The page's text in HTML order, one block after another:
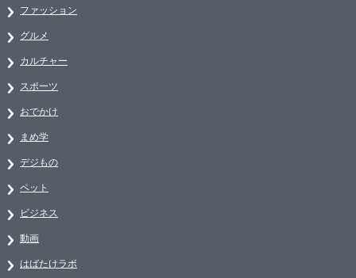
ファッション
グルメ
カルチャー
スポーツ
おでかけ
まめ学
デジもの
ペット
ビジネス
動画
はばたけラボ